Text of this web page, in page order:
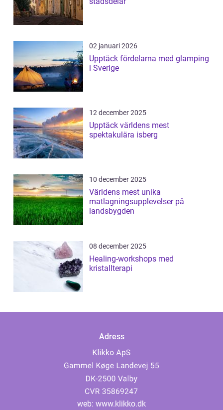
02 januari 2026
Upptäck fördelarna med glamping
i Sverige
12 december 2025
Upptäck världens mest
spektakulära isberg
10 december 2025
Världens mest unika
matlagningsupplevelser på
landsbygden
08 december 2025
Healing-workshops med
kristallterapi
Adress
web: www.klikko.dk